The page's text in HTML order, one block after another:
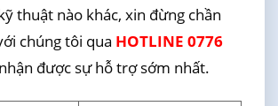
thuật nào khác, xin đừng chần
chúng tôi qua HOTLINE 0776
được sự hỗ trợ sớm nhất.